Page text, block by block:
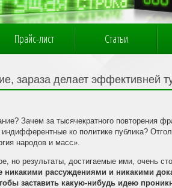
Прайс-лист Статьи
зараза делает эффективней
Зачем за тысячекратного повторения
ко политике публика?
народов и масс».
но результаты, достигаемые ими, очень
никакими рассуждениями и никакими
заставить какую-нибудь идею